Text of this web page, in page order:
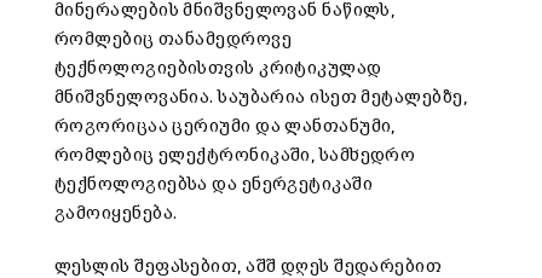
მინერალების მნიშვნელოვან ნაწილს,
რომლებიც თანამედროვე
ტექნოლოგიებისთვის კრიტიკულად
მნიშვნელოვანია. საუბარია ისეთ მეტალებზე,
როგორიცაა ცერიუმი და ლანთანუმი,
რომლებიც ელექტრონიკაში, სამხედრო
ტექნოლოგიებსა და ენერგეტიკაში
გამოიყენება.
ლესლის შეფასებით, აშშ დღეს შედარებით